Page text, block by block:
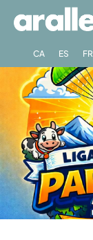
CA ES FR